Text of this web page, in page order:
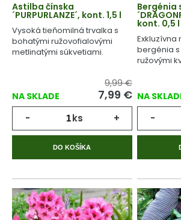
Astilba čínska
´PURPURLANZE´, kont. 1,5 l
Vysoká tieňomilná trvalka s
bohatými ružovofialovými
metlinatými súkvetiami.
NA SKLADE
9,99 €
7,99 €
- ks +
DO KOŠÍKA
kont. 0,5 l
Exkluzívna
bergénia
ružovými
NA
-